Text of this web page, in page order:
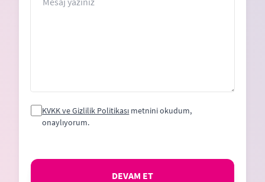
KVKK ve Gizlilik Politikası metnini okudum,
onaylıyorum.
DEVAM ET